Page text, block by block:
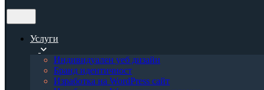
Услуги
Индивидуален уеб дизайн
Бранд идентичност
Изработка на WordPress сайт